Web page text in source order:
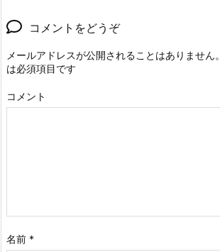
コメントをどうぞ
メールアドレスが公開されることはありません。
は必須項目です
コメント
名前 *